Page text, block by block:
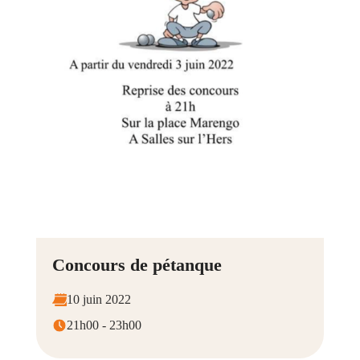
Concours de pétanque
10 juin 2022
21h00 - 23h00